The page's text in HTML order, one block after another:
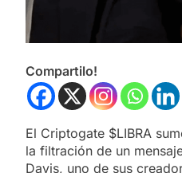
Compartilo!
El Criptogate $LIBRA
la filtración de un
Davis, uno de sus